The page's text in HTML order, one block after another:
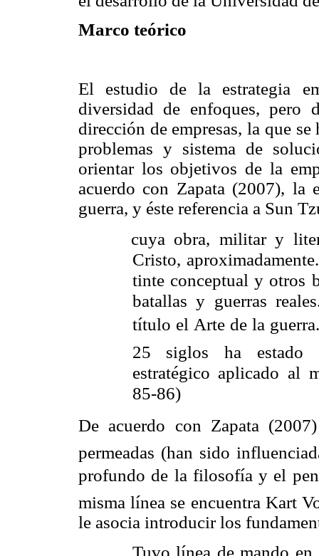
Marco teórico
El estudio de la estrategia
diversidad de enfoques,
dirección de empresas, la que
problemas y sistema de
orientar los objetivos de la
acuerdo con Zapata (2007), la
guerra, y éste referencia a Sun
cuya obra, militar y
Cristo,
tinte conceptual y otros
batallas y guerras
título el Arte de la
25 siglos ha estado
estratégico aplicado al
85-86)
De acuerdo con Zapata
permeadas (han sido
profundo de la filosofía y el
misma línea se encuentra Kart
le asocia introducir los
Tuvo línea de mando